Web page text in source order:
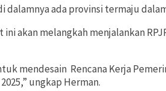
ada provinsi termaju
akan melangkah menjalankan
mendesain Rencana Kerja
ungkap Herman.